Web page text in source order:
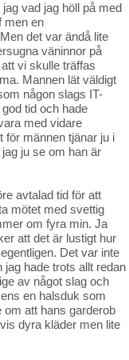
vad jag höll på med
men en
det var ändå lite
väninnor på
vi skulle träffas
Mannen lät väldigt
någon slags IT-
tid och hade
med vidare
för männen tjänar ju i
ju se om han är
avtalad tid för att
mötet med svettig
om fyra min. Ja
att det är lustigt hur
Det var inte
hade trots allt redan
av något slag och
en halsduk som
att hans garderob
dyra kläder men lite